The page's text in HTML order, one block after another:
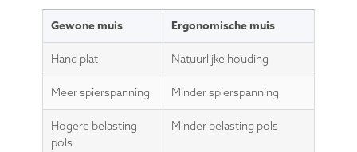
Gewone muis Ergonomische muis
Hand plat Natuurlijke houding
Meer spierspanning Minder spierspanning
Hogere belasting
pols
Minder belasting pols